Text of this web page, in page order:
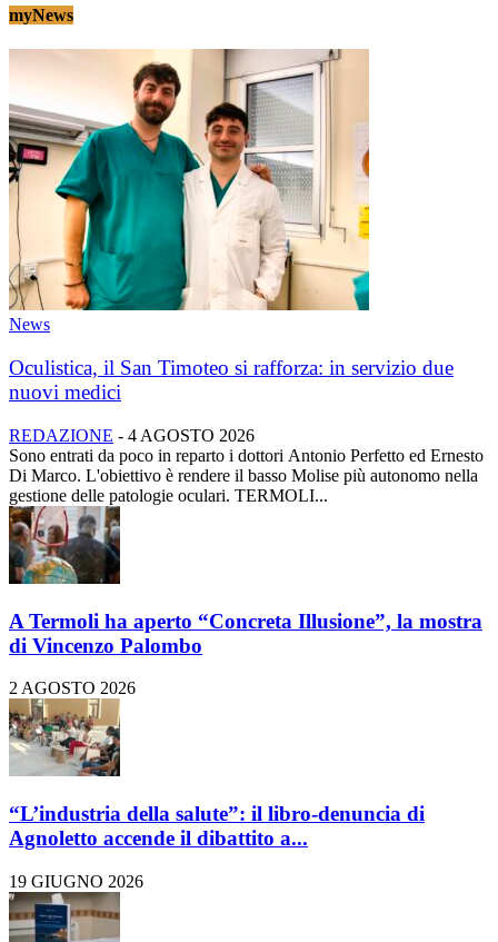
myNews
News
Oculistica, il San Timoteo si rafforza: in servizio due
nuovi medici
REDAZIONE - 4 AGOSTO 2026
Sono entrati da poco in reparto i dottori Antonio Perfetto ed Ernesto
Di Marco. L'obiettivo è rendere il basso Molise più autonomo nella
gestione delle patologie oculari. TERMOLI...
A Termoli ha aperto “Concreta Illusione”, la mostra
di Vincenzo Palombo
2 AGOSTO 2026
“L’industria della salute”: il libro-denuncia di
Agnoletto accende il dibattito a...
19 GIUGNO 2026